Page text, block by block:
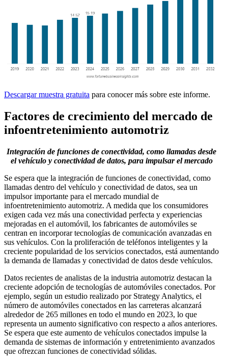
Descargar muestra gratuita para conocer más sobre este informe.
Factores de crecimiento del mercado de
infoentretenimiento automotriz
Integración de funciones de conectividad, como llamadas desde
el vehículo y conectividad de datos, para impulsar el mercado
Se espera que la integración de funciones de conectividad, como
llamadas dentro del vehículo y conectividad de datos, sea un
impulsor importante para el mercado mundial de
infoentretenimiento automotriz. A medida que los consumidores
exigen cada vez más una conectividad perfecta y experiencias
mejoradas en el automóvil, los fabricantes de automóviles se
centran en incorporar tecnologías de comunicación avanzadas en
sus vehículos. Con la proliferación de teléfonos inteligentes y la
creciente popularidad de los servicios conectados, está aumentando
la demanda de llamadas y conectividad de datos desde vehículos.
Datos recientes de analistas de la industria automotriz destacan la
creciente adopción de tecnologías de automóviles conectados. Por
ejemplo, según un estudio realizado por Strategy Analytics, el
número de automóviles conectados en las carreteras alcanzará
alrededor de 265 millones en todo el mundo en 2023, lo que
representa un aumento significativo con respecto a años anteriores.
Se espera que este aumento de vehículos conectados impulse la
demanda de sistemas de información y entretenimiento avanzados
que ofrezcan funciones de conectividad sólidas.